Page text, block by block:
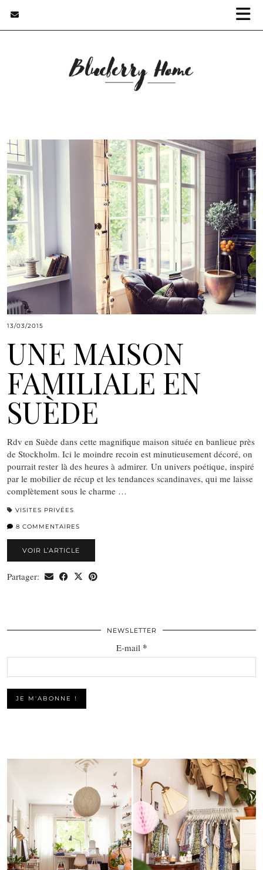
13/03/2015
UNE MAISON
FAMILIALE EN
SUÈDE
Rdv en Suède dans cette magnifique maison située en banlieue près
de Stockholm. Ici le moindre recoin est minutieusement décoré, on
pourrait rester là des heures à admirer. Un univers poétique, inspiré
par le mobilier de récup et les tendances scandinaves, qui me laisse
complètement sous le charme …
VISITES PRIVÉES
8 COMMENTAIRES
VOIR L’ARTICLE
Partager:
NEWSLETTER
E-mail *